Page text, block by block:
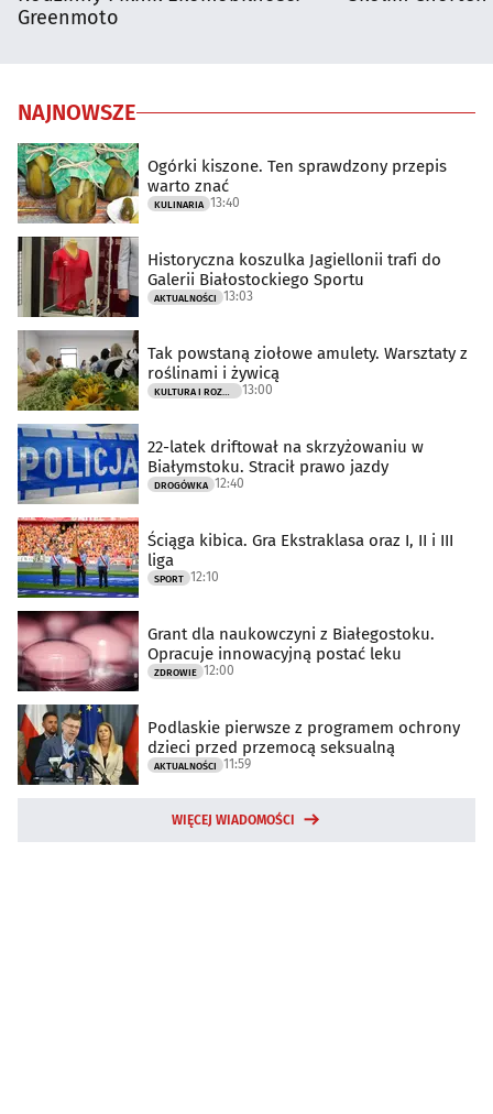
Greenmoto
NAJNOWSZE
Ogórki kiszone. Ten sprawdzony przepis
warto znać
KULINARIA 13:40
Historyczna koszulka Jagiellonii trafi do
Galerii Białostockiego Sportu
AKTUALNOŚCI 13:03
Tak powstaną ziołowe amulety. Warsztaty z
roślinami i żywicą
13:00
22-latek driftował na skrzyżowaniu w
Białymstoku. Stracił prawo jazdy
DROGÓWKA 12:40
Ściąga kibica. Gra Ekstraklasa oraz I, II i III
liga
SPORT 12:10
Grant dla naukowczyni z Białegostoku.
Opracuje innowacyjną postać leku
ZDROWIE 12:00
Podlaskie pierwsze z programem ochrony
dzieci przed przemocą seksualną
AKTUALNOŚCI 11:59
WIĘCEJ WIADOMOŚCI